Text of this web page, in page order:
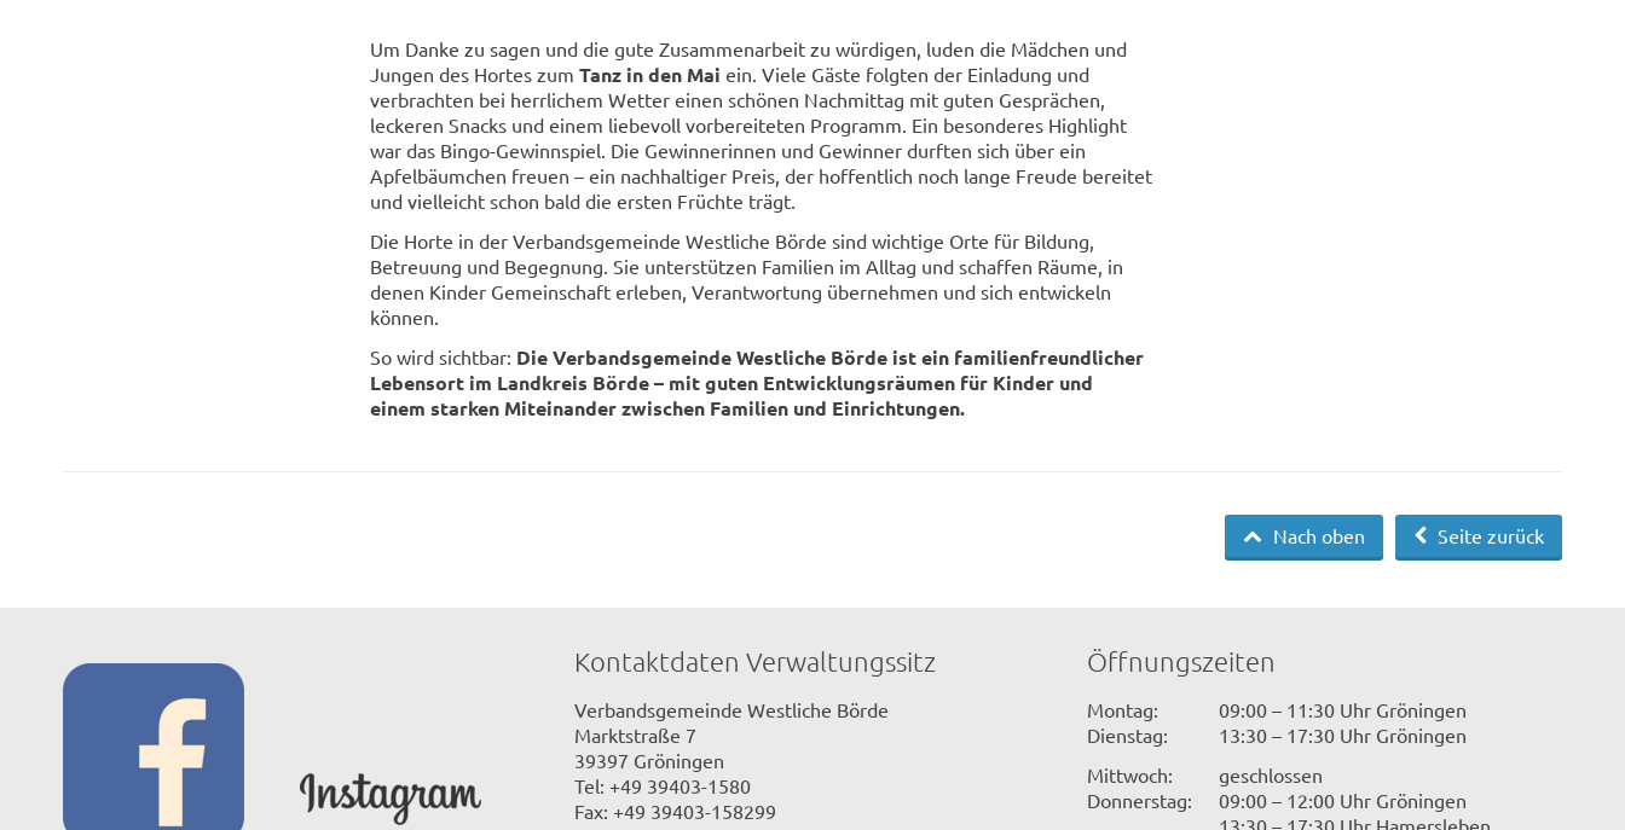
Um Danke zu sagen und die gute Zusammenarbeit zu würdigen, luden die Mädchen und
Jungen des Hortes zum Tanz in den Mai ein. Viele Gäste folgten der Einladung und
verbrachten bei herrlichem Wetter einen schönen Nachmittag mit guten Gesprächen,
leckeren Snacks und einem liebevoll vorbereiteten Programm. Ein besonderes Highlight
war das Bingo-Gewinnspiel. Die Gewinnerinnen und Gewinner durften sich über ein
Apfelbäumchen freuen – ein nachhaltiger Preis, der hoffentlich noch lange Freude bereitet
und vielleicht schon bald die ersten Früchte trägt.
Die Horte in der Verbandsgemeinde Westliche Börde sind wichtige Orte für Bildung,
Betreuung und Begegnung. Sie unterstützen Familien im Alltag und schaffen Räume, in
denen Kinder Gemeinschaft erleben, Verantwortung übernehmen und sich entwickeln
können.
So wird sichtbar: Die Verbandsgemeinde Westliche Börde ist ein familienfreundlicher
Lebensort im Landkreis Börde – mit guten Entwicklungsräumen für Kinder und
einem starken Miteinander zwischen Familien und Einrichtungen.
Seite zurück
Nach oben
Kontaktdaten Verwaltungssitz
Verbandsgemeinde Westliche Börde
Marktstraße 7
39397 Gröningen
Tel: +49 39403-1580
Fax: +49 39403-158299
Öffnungszeiten
Montag:
09:00 – 11:30 Uhr Gröningen
Dienstag:
13:30 – 17:30 Uhr Gröningen
Mittwoch:
geschlossen
Donnerstag:
09:00 – 12:00 Uhr Gröningen
13:30 – 17:30 Uhr Hamersleben